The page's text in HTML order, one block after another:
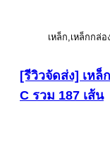
เหล็ก เหล็กกล่อ
[รีวิวจัดส่ง] เห
C รวม 187 เส้น